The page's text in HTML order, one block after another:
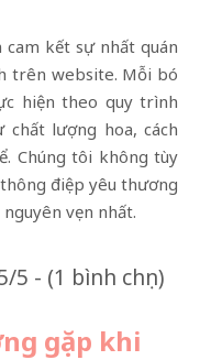
kết sự nhất quán
trên website. Mỗi bó
hiện theo quy trình
chất lượng hoa, cách
Chúng tôi không tùy
điệp yêu thương
vẹn nhất.
5 - (1 bình chọn)
gặp khi